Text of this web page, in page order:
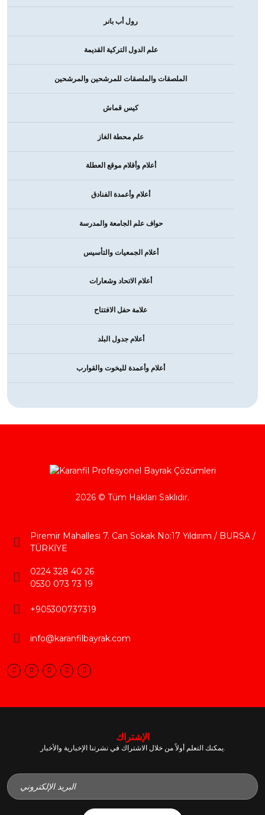
رول أب بانر
علم الدول التركية القديمة
الملصقات والملصقات للمرشحين والمرشحين
كيس قماش
علم محطة الغاز
أعلام وأقلام موقع العطلة
أعلام وأعمدة الفنادق
حواف علم الجامعة والمدرسة
أعلام الجمعيات والتأسيس
أعلام الاتحاد وشعارات
علامة حفل الافتتاح
أعلام جدول البلد
أعلام وأعمدة لليخوت والقوارب
2026 © Tüm Hakları Saklıdır.
Piremir Mahallesi 7. Can Sokak No:17 Yıldırım / BURSA /
TÜRKİYE
0224 328 40 26
0530 073 73 19
+905300737319
info@karanfilbayrak.com
الإشتراك
يمكنك التعلم أولاً من خلال الاشتراك في نشرتنا الإخبارية والأخبار.